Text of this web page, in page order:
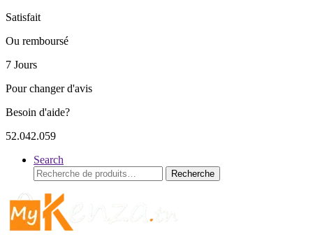
Satisfait
Ou remboursé
7 Jours
Pour changer d'avis
Besoin d'aide?
52.042.059
Search
Recherche
pour :
Recherche